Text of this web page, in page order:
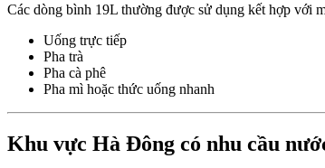
Các dòng bình 19L thường được sử dụng kết hợp với
Uống trực tiếp
Pha trà
Pha cà phê
Pha mì hoặc thức uống nhanh
Khu vực Hà Đông có nhu cầu